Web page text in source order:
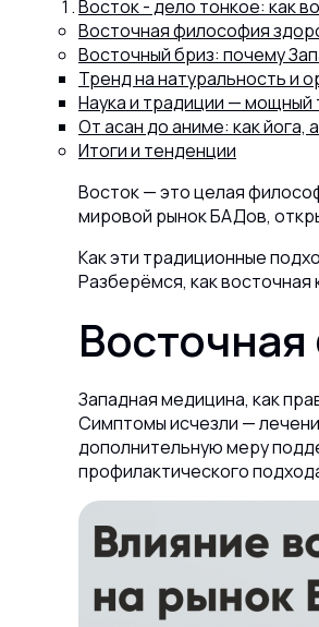
Капсул
Коллагена
Протеина
Спортивного
Каталог
Статьи
Восток - дело тонкое: как
Восточная философия
Восточный бриз: почему
Тренд на натуральность и
Наука и традиции — мощный
От асан до аниме: как
Итоги и тенденции
Восток — это целая
мировой рынок БАДов,
Как эти традиционные
Разберёмся, как
Западная медицина, как
Симптомы исчезли —
дополнительную меру
профилактического